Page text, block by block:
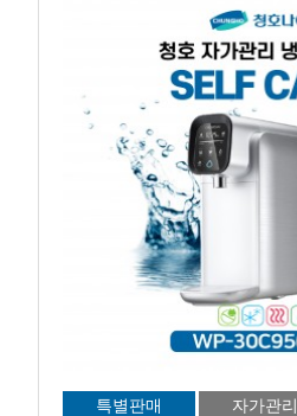
특별판매 자가관리